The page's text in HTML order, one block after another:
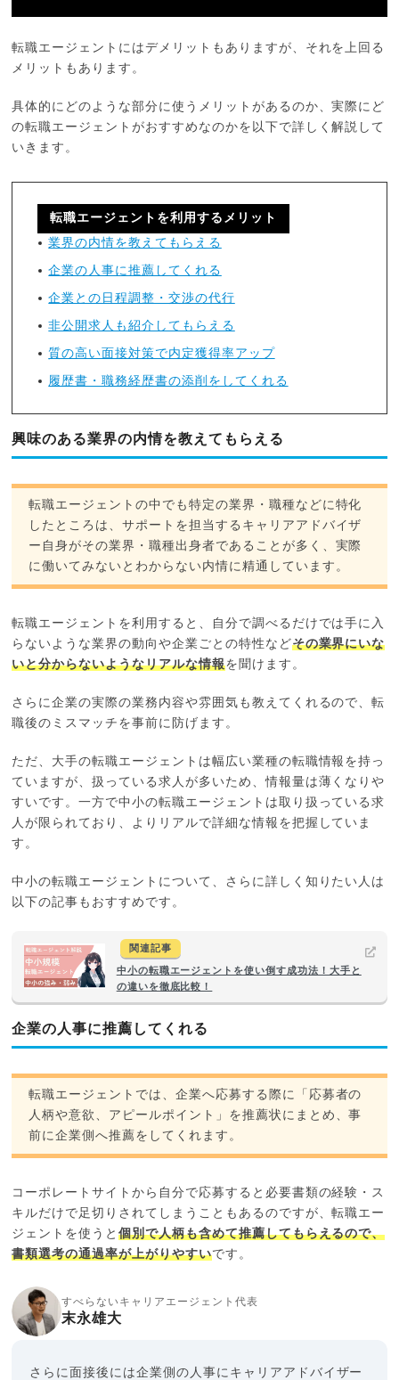
転職エージェントにはデメリットもありますが、それを上回る
メリットもあります。
具体的にどのような部分に使うメリットがあるのか、実際にど
の転職エージェントがおすすめなのかを以下で詳しく解説して
いきます。
転職エージェントを利用するメリット
業界の内情を教えてもらえる
企業の人事に推薦してくれる
企業との日程調整・交渉の代行
非公開求人も紹介してもらえる
質の高い面接対策で内定獲得率アップ
履歴書・職務経歴書の添削をしてくれる
興味のある業界の内情を教えてもらえる
転職エージェントの中でも特定の業界・職種などに特化
したところは、サポートを担当するキャリアアドバイザ
ー自身がその業界・職種出身者であることが多く、実際
に働いてみないとわからない内情に精通しています。
転職エージェントを利用すると、自分で調べるだけでは手に入
らないような業界の動向や企業ごとの特性などその業界にいな
いと分からないようなリアルな情報を聞けます。
さらに企業の実際の業務内容や雰囲気も教えてくれるので、転
職後のミスマッチを事前に防げます。
ただ、大手の転職エージェントは幅広い業種の転職情報を持っ
ていますが、扱っている求人が多いため、情報量は薄くなりや
すいです。一方で中小の転職エージェントは取り扱っている求
人が限られており、よりリアルで詳細な情報を把握していま
す。
中小の転職エージェントについて、さらに詳しく知りたい人は
以下の記事もおすすめです。
関連記事
中小の転職エージェントを使い倒す成功法！大手と
の違いを徹底比較！
企業の人事に推薦してくれる
転職エージェントでは、企業へ応募する際に「応募者の
人柄や意欲、アピールポイント」を推薦状にまとめ、事
前に企業側へ推薦をしてくれます。
コーポレートサイトから自分で応募すると必要書類の経験・ス
キルだけで足切りされてしまうこともあるのですが、転職エー
ジェントを使うと個別で人柄も含めて推薦してもらえるので、
書類選考の通過率が上がりやすいです。
すべらないキャリアエージェント代表
末永雄大
さらに面接後には企業側の人事にキャリアアドバイザー